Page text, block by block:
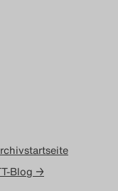
Blog →